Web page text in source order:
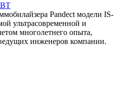
Pandect модели IS-
ультрасовременной и
многолетнего опыта,
инженеров компании.